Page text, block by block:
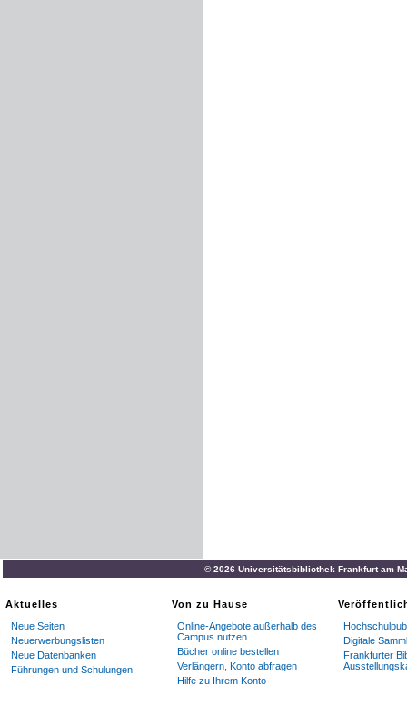
© 2026 Universitätsbibliothek Frankfurt am
Aktuelles
Neue Seiten
Neuerwerbungslisten
Neue Datenbanken
Führungen und Schulungen
Von zu Hause
Online-Angebote außerhalb des
Campus nutzen
Bücher online bestellen
Verlängern, Konto abfragen
Hilfe zu Ihrem Konto
Digitale
Frankfurter